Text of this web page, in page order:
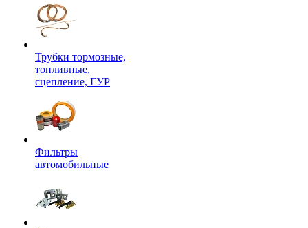
Трубки тормозные,
топливные,
сцепление, ГУР
Фильтры
автомобильные